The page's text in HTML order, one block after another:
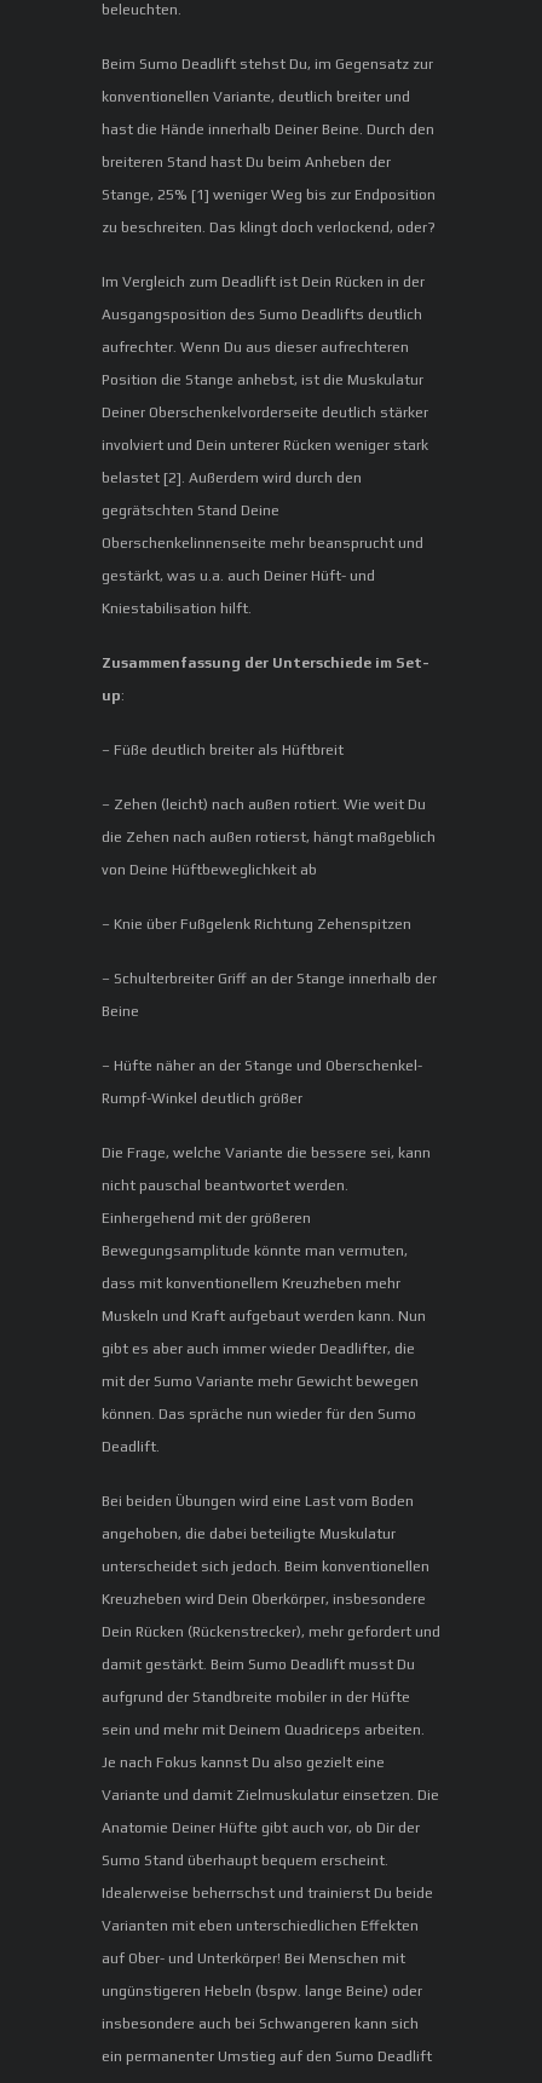
beleuchten.
Beim Sumo Deadlift stehst Du, im Gegensatz zur
konventionellen Variante, deutlich breiter und
hast die Hände innerhalb Deiner Beine. Durch den
breiteren Stand hast Du beim Anheben der
Stange, 25% [1] weniger Weg bis zur Endposition
zu beschreiten. Das klingt doch verlockend, oder?
Im Vergleich zum Deadlift ist Dein Rücken in der
Ausgangsposition des Sumo Deadlifts deutlich
aufrechter. Wenn Du aus dieser aufrechteren
Position die Stange anhebst, ist die Muskulatur
Deiner Oberschenkelvorderseite deutlich stärker
involviert und Dein unterer Rücken weniger stark
belastet [2]. Außerdem wird durch den
gegrätschten Stand Deine
Oberschenkelinnenseite mehr beansprucht und
gestärkt, was u.a. auch Deiner Hüft- und
Kniestabilisation hilft.
Zusammenfassung der Unterschiede im Set-
up:
– Füße deutlich breiter als Hüftbreit
– Zehen (leicht) nach außen rotiert. Wie weit Du
die Zehen nach außen rotierst, hängt maßgeblich
von Deine Hüftbeweglichkeit ab
– Knie über Fußgelenk Richtung Zehenspitzen
– Schulterbreiter Griff an der Stange innerhalb der
Beine
– Hüfte näher an der Stange und Oberschenkel-
Rumpf-Winkel deutlich größer
Die Frage, welche Variante die bessere sei, kann
nicht pauschal beantwortet werden.
Einhergehend mit der größeren
Bewegungsamplitude könnte man vermuten,
dass mit konventionellem Kreuzheben mehr
Muskeln und Kraft aufgebaut werden kann. Nun
gibt es aber auch immer wieder Deadlifter, die
mit der Sumo Variante mehr Gewicht bewegen
können. Das spräche nun wieder für den Sumo
Deadlift.
Bei beiden Übungen wird eine Last vom Boden
angehoben, die dabei beteiligte Muskulatur
unterscheidet sich jedoch. Beim konventionellen
Kreuzheben wird Dein Oberkörper, insbesondere
Dein Rücken (Rückenstrecker), mehr gefordert und
damit gestärkt. Beim Sumo Deadlift musst Du
aufgrund der Standbreite mobiler in der Hüfte
sein und mehr mit Deinem Quadriceps arbeiten.
Je nach Fokus kannst Du also gezielt eine
Variante und damit Zielmuskulatur einsetzen. Die
Anatomie Deiner Hüfte gibt auch vor, ob Dir der
Sumo Stand überhaupt bequem erscheint.
Idealerweise beherrschst und trainierst Du beide
Varianten mit eben unterschiedlichen Effekten
auf Ober- und Unterkörper! Bei Menschen mit
ungünstigeren Hebeln (bspw. lange Beine) oder
insbesondere auch bei Schwangeren kann sich
ein permanenter Umstieg auf den Sumo Deadlift